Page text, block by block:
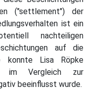
("settlement") der
ist ein
nachteiligen
auf die
konnte Lisa Röpke
im Vergleich zur
beeinflusst wurde.